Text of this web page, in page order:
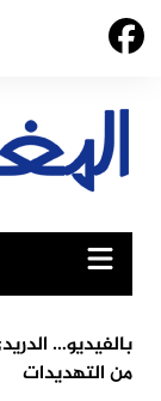
Skip
بالفيديو…
من التهديدات